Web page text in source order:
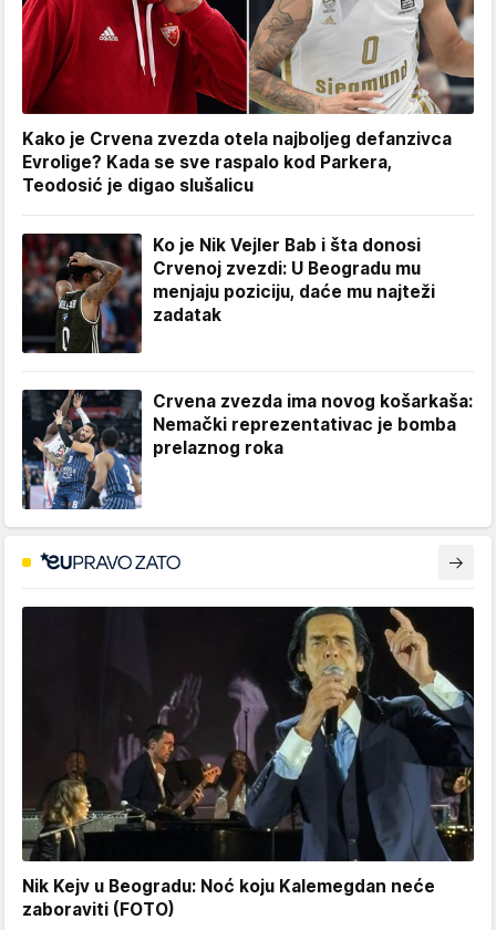
Kako je Crvena zvezda otela najboljeg defanzivca
Evrolige? Kada se sve raspalo kod Parkera,
Teodosić je digao slušalicu
Ko je Nik Vejler Bab i šta donosi
Crvenoj zvezdi: U Beogradu mu
menjaju poziciju, daće mu najteži
zadatak
Crvena zvezda ima novog košarkaša:
Nemački reprezentativac je bomba
prelaznog roka
Nik Kejv u Beogradu: Noć koju Kalemegdan neće
zaboraviti (FOTO)